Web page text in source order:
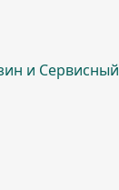
и